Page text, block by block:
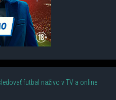
futbal naživo v TV a online